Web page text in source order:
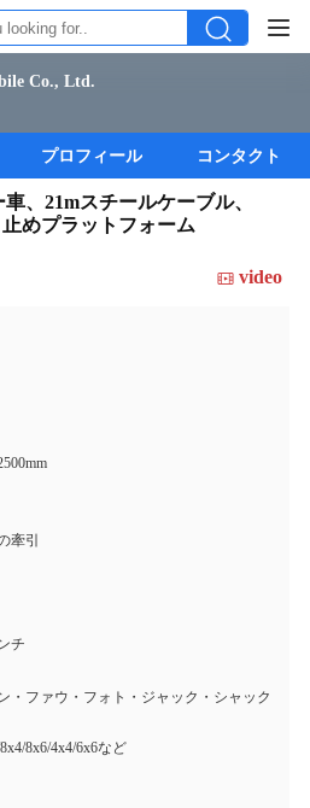
Co., Ltd.
プロフィール コンタクト
、21mスチールケーブル、
めプラットフォーム
video
牽引
チ
・ファウ・フォト・ジャック・シャック
8x6/4x4/6x6など